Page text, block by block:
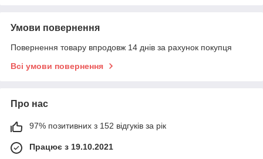
Умови повернення
Повернення товару впродовж 14 днів за рахунок покупця
Всі умови повернення
Про нас
97% позитивних з 152 відгуків за рік
Працює з 19.10.2021